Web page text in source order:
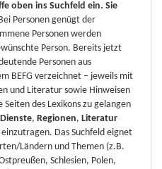
oben ins Suchfeld ein. Sie
Personen genügt der
Personen werden
Person. Bereits jetzt
Personen aus
BEFG verzeichnet – jeweils mit
und Literatur sowie Hinweisen
des Lexikons zu gelangen
Dienste, Regionen, Literatur
einzutragen. Das Suchfeld eignet
Ländern und Themen (z.B.
Schlesien, Polen,